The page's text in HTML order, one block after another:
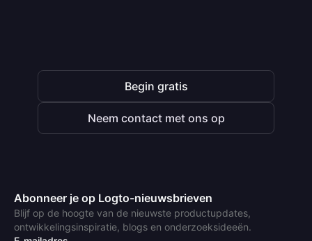
Begin gratis
Neem contact met ons op
Abonneer je op Logto-nieuwsbrieven
Blijf op de hoogte van de nieuwste productupdates,
ontwikkelingsinspiratie, blogs en onderzoeksideeën.